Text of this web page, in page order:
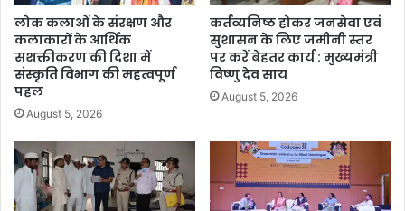
लोक कलाओं के संरक्षण और
कलाकारों के आर्थिक
सशक्तीकरण की दिशा में
संस्कृति विभाग की महत्वपूर्ण
पहल
August 5, 2026
कर्तव्यनिष्ठ होकर जनसेवा एवं
सुशासन के लिए जमीनी स्तर
पर करें बेहतर कार्य : मुख्यमंत्री
विष्णु देव साय
August 5, 2026